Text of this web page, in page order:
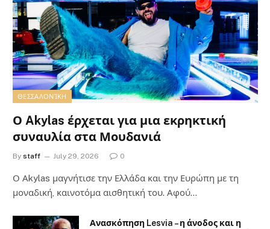
ΘΕΣΣΑΛΟΝΊΚΗ
Ο Akylas έρχεται για μια εκρηκτική
συναυλία στα Μουδανιά
By staff July 29, 2026 0
Ο Αkylas μαγνήτισε την Ελλάδα και την Ευρώπη με τη
μοναδική, καινοτόμα αισθητική του. Αφού…
Ανασκόπηση Lesvia – η άνοδος και η